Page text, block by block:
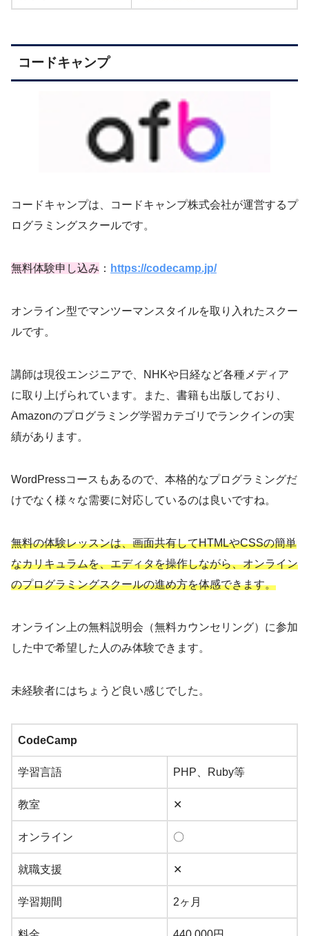
コードキャンプ
コードキャンプは、コードキャンプ株式会社が運営するプ
ログラミングスクールです。
無料体験申し込み ： https://codecamp.jp/
オンライン型でマンツーマンスタイルを取り入れたスクー
ルです。
講師は現役エンジニアで、NHKや日経など各種メディア
に取り上げられています。また、書籍も出版しており、
Amazonのプログラミング学習カテゴリでランクインの実
績があります。
WordPressコースもあるので、本格的なプログラミングだ
けでなく様々な需要に対応しているのは良いですね。
無料の体験レッスンは、画面共有してHTMLやCSSの簡単
なカリキュラムを、エディタを操作しながら、オンライン
のプログラミングスクールの進め方を体感できます。
オンライン上の無料説明会（無料カウンセリング）に参加
した中で希望した人のみ体験できます。
未経験者にはちょうど良い感じでした。
CodeCamp
学習言語 PHP、Ruby等
教室 ✕
オンライン 〇
就職支援 ✕
学習期間 2ヶ月